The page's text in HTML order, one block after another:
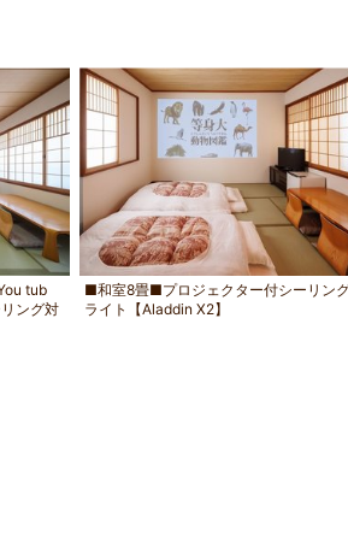
tub
ング対
■和室8畳■プロジェクター付シーリン
ライト【Aladdin X2】